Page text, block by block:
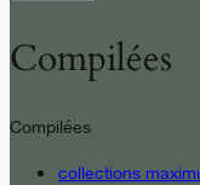
Compilées
Compilées
collections